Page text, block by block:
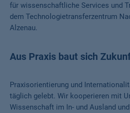
für wissenschaftliche Services und
dem Technologietransferzentrum
Alzenau.
Aus Praxis baut sich
Praxisorientierung und
täglich gelebt. Wir kooperieren mit
Wissenschaft im In- und Ausland